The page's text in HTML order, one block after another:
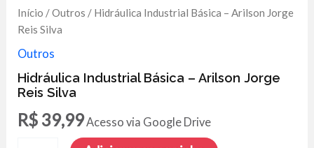
Início /Outros / Hidráulica Industrial Básica – Arilson Jorge
Reis Silva
Outros
Hidráulica Industrial Básica – Arilson Jorge
Reis Silva
R$ 39,99Acesso via Google Drive